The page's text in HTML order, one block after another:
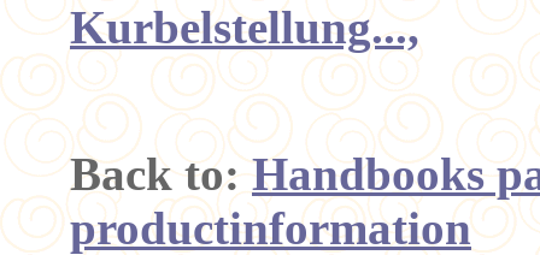
Kurbelstellung...,
Back to:Handbooks
productinformation